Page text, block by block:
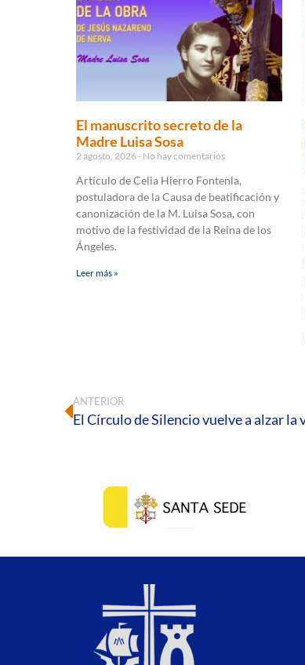
El manuscrito secreto de la
Madre Luisa Sosa
2 agosto, 2026 No hay comentarios
Artículo de Celia Hierro Fontenla,
postuladora de la Causa de beatificación y
canonización de la M. Luisa Sosa, con
motivo de la festividad de la Reina de los
Ángeles.
Leer más »
ANTERIOR